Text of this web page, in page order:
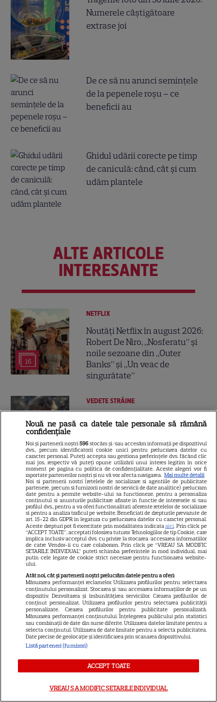
Numerele câştigătoare
extrase joi
De ce să nu arunci semințele
de la pepenele roșu – ce
beneficii au
Ghidul udării corecte pe timp
de caniculă: când, cât şi cum
udăm plantele
ALTE ARTICOLE
INTERESANTE
16
NETFLIX
Noutăți Netflix în august 2026:
Robert De Niro, „Nosferatu” și
noile sezoane din „Outer
Banks” și „Un veac de
singurătate”
14
VEDETE STRĂINE
Inelelor” a fost nevoit să își
vândă casa din cauza
salariului mic: Câți bani a
primit de fapt
14
VEDETE STRĂINE
Elon Musk, atac la adresa
regizorului premiat cu Oscar
care a realizat documentarul
despre viața sa. Filmul are 232
de minute
3
VEDETE STRĂINE
Marvel are un nou Black
Panther. David Jonsson preia
moștenirea lui Chadwick
Boseman
Ryan Gosling este noul Ghost
Rider din Universul Marvel.
Anunțul făcut la Comic-Con i-
Nouă ne pasă ca datele tale personale să rămână
confidențiale
Noi și partenerii noștri596 stocăm și/sau accesăm informații pe dispozitivul
dvs., precum identificatorii cookie unici pentru prelucrarea datelor cu
caracter personal. Puteți accepta sau gestiona preferințele dvs. făcând clic
mai jos, respectiv vă puteți opune utilizării unui interes legitim în orice
moment pe pagina cu politica de confidențialitate. Aceste alegeri vor fi
raportate partenerilor noștri și nu vă vor afecta navigarea. Mai multe detalii
Noi si partenerii nostri (retelele de socializare si agentiile de publicitate
partenere, precum si furnizorii nostri de servicii de date analitice) prelucram
date pentru a permite website-ului sa functioneze, pentru a personaliza
continutul si anunturile publicitare afisate in functie de interesele si/sau
profilul dvs., pentru a va oferi functionalitati aferente retelelor de socializare
si pentru a analiza traficul pe website. Beneficiati de drepturile prevazute de
art. 15-22 din GDPR in legatura cu prelucrarea datelor cu caracter personal.
Aceste drepturi pot fi exercitate prin modalitatea indicataaici. Prin click pe
“ACCEPT TOATE”, acceptati folosirea tuturor Tehnologiilor de tip Cookie, care
implica inclusiv acceptul dvs. cu privire la stocarea/accesarea informatiilor
de catre Vendor-ii cu care colaboram. Prin click pe “VREAU SA MODIFIC
SETARILE INDIVIDUAL” puteti schimba preferintele in mod individual, mai
putin cele legate de cookie strict necesare pentru functionarea website-
ului.
Atât noi, cât și partenerii noștri prelucrăm datele pentru a oferi:
Măsurarea performanței reclamelor. Utilizarea profilurilor pentru selectarea
conținutului personalizat. Stocarea și/sau accesarea informațiilor de pe un
dispozitiv. Dezvoltarea și îmbunătățirea serviciilor. Crearea profilurilor de
conținut personalizat. Utilizarea profilurilor pentru selectarea publicității
personalizate. Crearea profilurilor pentru publicitate personalizată.
Măsurarea performanței conținutului. Înțelegerea publicului prin statistici
sau combinații de date din surse diferite. Utilizarea datelor limitate pentru a
selecta conținutul. Utilizarea de date limitate pentru a selecta publicitatea.
Date precise de geolocație și identificarea prin scanarea dispozitivului.
Listă parteneri (furnizori)
ACCEPT TOATE
VREAU SA MODIFIC SETARILE INDIVIDUAL